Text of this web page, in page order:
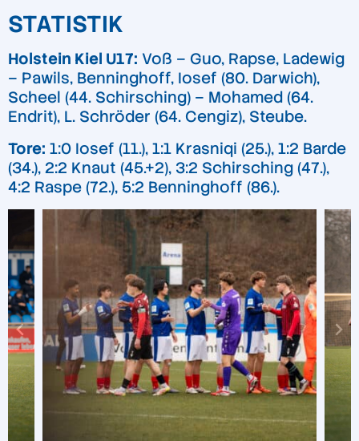
STATISTIK
Holstein Kiel U17: Voß – Guo, Rapse, Ladewig
– Pawils, Benninghoff, Iosef (80. Darwich),
Scheel (44. Schirsching) – Mohamed (64.
Endrit), L. Schröder (64. Cengiz), Steube.
Tore: 1:0 Iosef (11.), 1:1 Krasniqi (25.), 1:2 Barde
(34.), 2:2 Knaut (45.+2), 3:2 Schirsching (47.),
4:2 Raspe (72.), 5:2 Benninghoff (86.).